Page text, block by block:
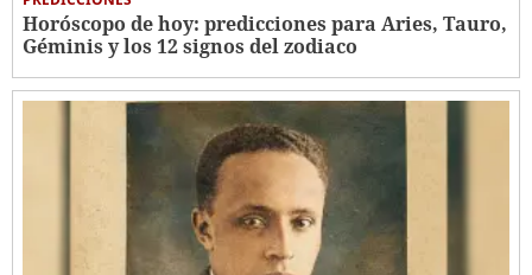
Horóscopo de hoy: predicciones para Aries, Tauro,
Géminis y los 12 signos del zodiaco